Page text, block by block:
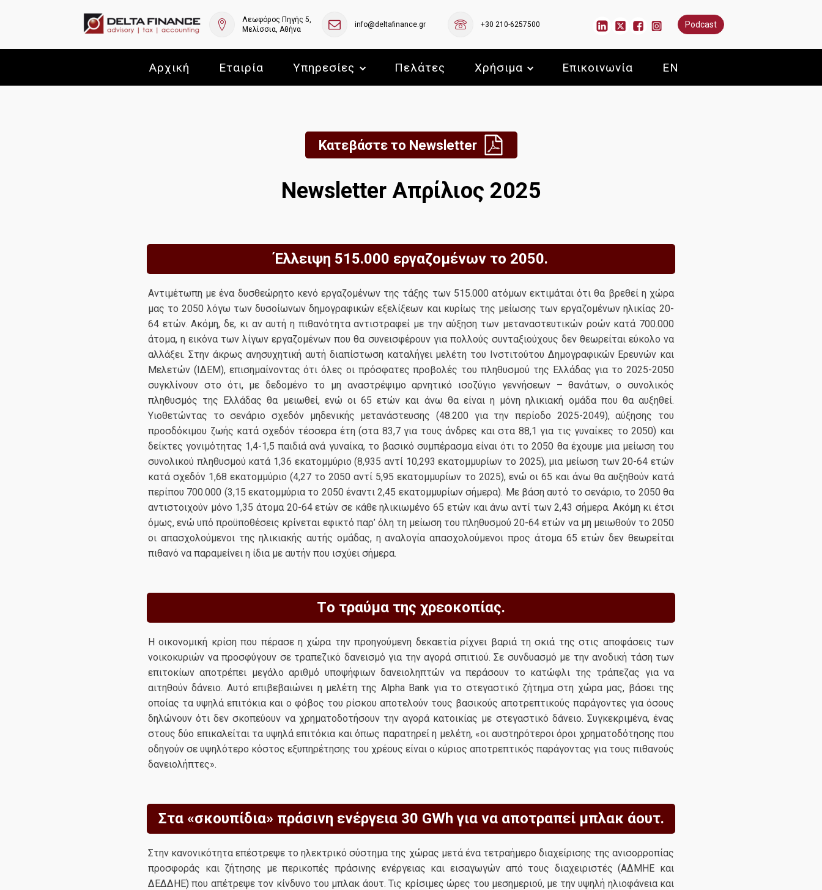
Λεωφόρος Πηγής 5,
Μελίσσια, Αθήνα
info@deltafinance.gr +30 210-6257500 Podcast
Αρχική Εταιρία Υπηρεσίες Πελάτες Χρήσιμα Επικοινωνία EN
Κατεβάστε το Newsletter
Newsletter Απρίλιος 2025
Έλλειψη 515.000 εργαζομένων το 2050.
Αντιμέτωπη με ένα δυσθεώρητο κενό εργαζομένων της τάξης των 515.000 ατόμων εκτιμάται ότι θα βρεθεί η χώρα
μας το 2050 λόγω των δυσοίωνων δημογραφικών εξελίξεων και κυρίως της μείωσης των εργαζομένων ηλικίας 20-
64 ετών. Ακόμη, δε, κι αν αυτή η πιθανότητα αντιστραφεί με την αύξηση των μεταναστευτικών ροών κατά 700.000
άτομα, η εικόνα των λίγων εργαζομένων που θα συνεισφέρουν για πολλούς συνταξιούχους δεν θεωρείται εύκολο να
αλλάξει. Στην άκρως ανησυχητική αυτή διαπίστωση καταλήγει μελέτη του Ινστιτούτου Δημογραφικών Ερευνών και
Μελετών (ΙΔΕΜ), επισημαίνοντας ότι όλες οι πρόσφατες προβολές του πληθυσμού της Ελλάδας για το 2025-2050
συγκλίνουν στο ότι, με δεδομένο το μη αναστρέψιμο αρνητικό ισοζύγιο γεννήσεων – θανάτων, ο συνολικός
πληθυσμός της Ελλάδας θα μειωθεί, ενώ οι 65 ετών και άνω θα είναι η μόνη ηλικιακή ομάδα που θα αυξηθεί.
Υιοθετώντας το σενάριο σχεδόν μηδενικής μετανάστευσης (48.200 για την περίοδο 2025-2049), αύξησης του
προσδόκιμου ζωής κατά σχεδόν τέσσερα έτη (στα 83,7 για τους άνδρες και στα 88,1 για τις γυναίκες το 2050) και
δείκτες γονιμότητας 1,4-1,5 παιδιά ανά γυναίκα, το βασικό συμπέρασμα είναι ότι το 2050 θα έχουμε μια μείωση του
συνολικού πληθυσμού κατά 1,36 εκατομμύριο (8,935 αντί 10,293 εκατομμυρίων το 2025), μια μείωση των 20-64 ετών
κατά σχεδόν 1,68 εκατομμύριο (4,27 το 2050 αντί 5,95 εκατομμυρίων το 2025), ενώ οι 65 και άνω θα αυξηθούν κατά
περίπου 700.000 (3,15 εκατομμύρια το 2050 έναντι 2,45 εκατομμυρίων σήμερα). Με βάση αυτό το σενάριο, το 2050 θα
αντιστοιχούν μόνο 1,35 άτομα 20-64 ετών σε κάθε ηλικιωμένο 65 ετών και άνω αντί των 2,43 σήμερα. Ακόμη κι έτσι
όμως, ενώ υπό προϋποθέσεις κρίνεται εφικτό παρ’ όλη τη μείωση του πληθυσμού 20-64 ετών να μη μειωθούν το 2050
οι απασχολούμενοι της ηλικιακής αυτής ομάδας, η αναλογία απασχολούμενοι προς άτομα 65 ετών δεν θεωρείται
πιθανό να παραμείνει η ίδια με αυτήν που ισχύει σήμερα.
Τo τραύμα της χρεοκοπίας.
Η οικονομική κρίση που πέρασε η χώρα την προηγούμενη δεκαετία ρίχνει βαριά τη σκιά της στις αποφάσεις των
νοικοκυριών να προσφύγουν σε τραπεζικό δανεισμό για την αγορά σπιτιού. Σε συνδυασμό με την ανοδική τάση των
επιτοκίων αποτρέπει μεγάλο αριθμό υποψήφιων δανειοληπτών να περάσουν το κατώφλι της τράπεζας για να
αιτηθούν δάνειο. Αυτό επιβεβαιώνει η μελέτη της Alpha Bank για το στεγαστικό ζήτημα στη χώρα μας, βάσει της
οποίας τα υψηλά επιτόκια και ο φόβος του ρίσκου αποτελούν τους βασικούς αποτρεπτικούς παράγοντες για όσους
δηλώνουν ότι δεν σκοπεύουν να χρηματοδοτήσουν την αγορά κατοικίας με στεγαστικό δάνειο. Συγκεκριμένα, ένας
στους δύο επικαλείται τα υψηλά επιτόκια και όπως παρατηρεί η μελέτη, «οι αυστηρότεροι όροι χρηματοδότησης που
οδηγούν σε υψηλότερο κόστος εξυπηρέτησης του χρέους είναι ο κύριος αποτρεπτικός παράγοντας για τους πιθανούς
δανειολήπτες».
Στα «σκουπίδια» πράσινη ενέργεια 30 GWh για να αποτραπεί μπλακ άουτ.
Στην κανονικότητα επέστρεψε το ηλεκτρικό σύστημα της χώρας μετά ένα τετραήμερο διαχείρισης της ανισορροπίας
προσφοράς και ζήτησης με περικοπές πράσινης ενέργειας και εισαγωγών από τους διαχειριστές (ΑΔΜΗΕ και
ΔΕΔΔΗΕ) που απέτρεψε τον κίνδυνο του μπλακ άουτ. Τις κρίσιμες ώρες του μεσημεριού, με την υψηλή ηλιοφάνεια και